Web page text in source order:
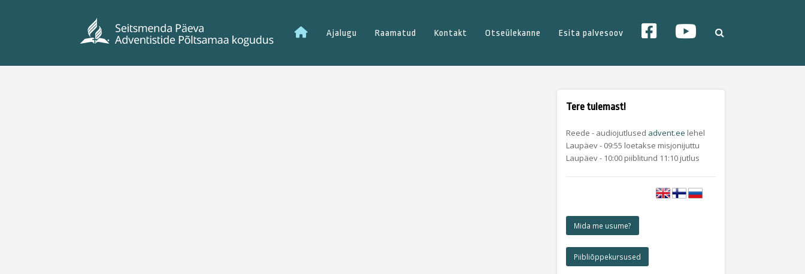
EsilehtAjalugu Raamatud Kontakt Otseülekanne Esita palvesoov
Tere tulemast!
Reede - audiojutlused advent.ee lehel
Laupäev - 09:55 loetakse misjonijuttu
Laupäev - 10:00 piiblitund 11:10 jutlus
Mida me usume?
Piibliõppekursused